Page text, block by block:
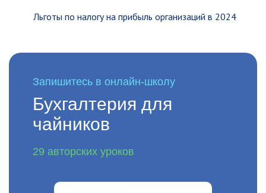
Льготы по налогу на прибыль организаций в 2024
Запишитесь в онлайн-школу
Бухгалтерия для
чайников
29 авторских уроков